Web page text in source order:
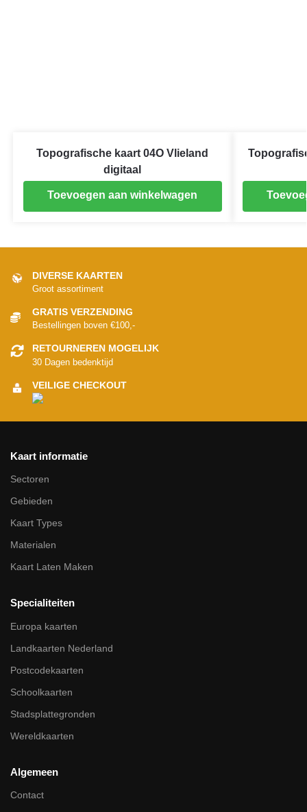
Topografische kaart 04O Vlieland
digitaal
Toevoegen aan winkelwagen
DIVERSE KAARTEN
Groot assortiment
GRATIS VERZENDING
Bestellingen boven €100,-
RETOURNEREN MOGELIJK
30 Dagen bedenktijd
VEILIGE CHECKOUT
Kaart informatie
Sectoren
Gebieden
Kaart Types
Materialen
Kaart Laten Maken
Specialiteiten
Europa kaarten
Landkaarten Nederland
Postcodekaarten
Schoolkaarten
Stadsplattegronden
Wereldkaarten
Algemeen
Contact